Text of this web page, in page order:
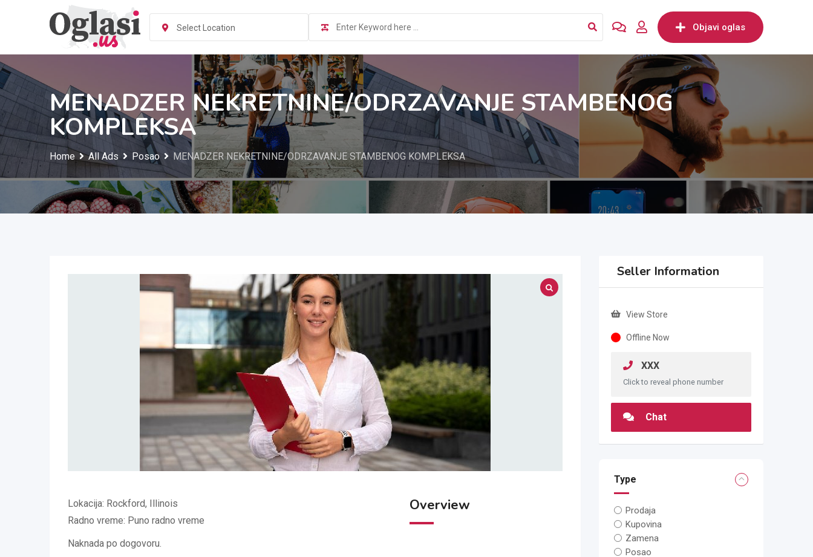
Select Location Objavi oglas
MENADZER NEKRETNINE/ODRZAVANJE STAMBENOG
KOMPLEKSA
Home All Ads Posao MENADZER NEKRETNINE/ODRZAVANJE STAMBENOG KOMPLEKSA
Lokacija: Rockford, Illinois
Radno vreme: Puno radno vreme
Naknada po dogovoru.
Overview
Seller Information
View Store
Offline Now
XXX
Click to reveal phone number
Chat
Type
Prodaja
Kupovina
Zamena
Posao